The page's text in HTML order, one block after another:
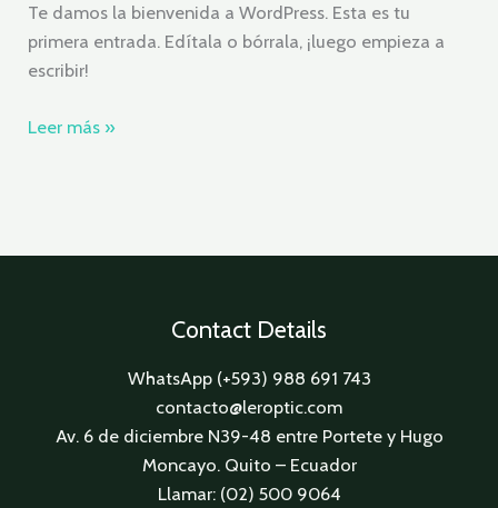
Te damos la bienvenida a WordPress. Esta es tu
primera entrada. Edítala o bórrala, ¡luego empieza a
escribir!
Leer más »
Contact Details
WhatsApp (+593) 988 691 743
contacto@leroptic.com
Av. 6 de diciembre N39-48 entre Portete y Hugo
Moncayo. Quito – Ecuador
Llamar: (02) 500 9064